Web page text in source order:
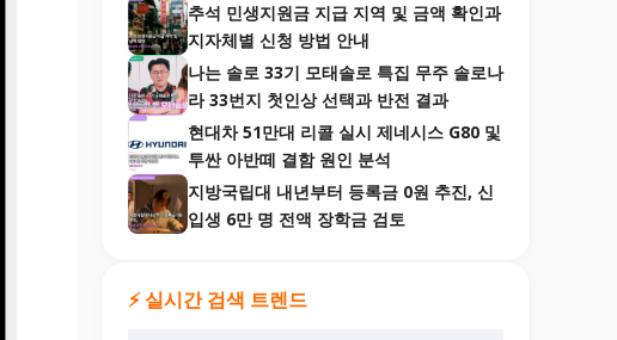
추석 민생지원금 지급 지역 및 금액 확인과
지자체별 신청 방법 안내
나는 솔로 33기 모태솔로 특집 무주 솔로나
라 33번지 첫인상 선택과 반전 결과
현대차 51만대 리콜 실시 제네시스 G80 및
투싼 아반떼 결함 원인 분석
지방국립대 내년부터 등록금 0원 추진, 신
입생 6만 명 전액 장학금 검토
⚡ 실시간 검색 트렌드